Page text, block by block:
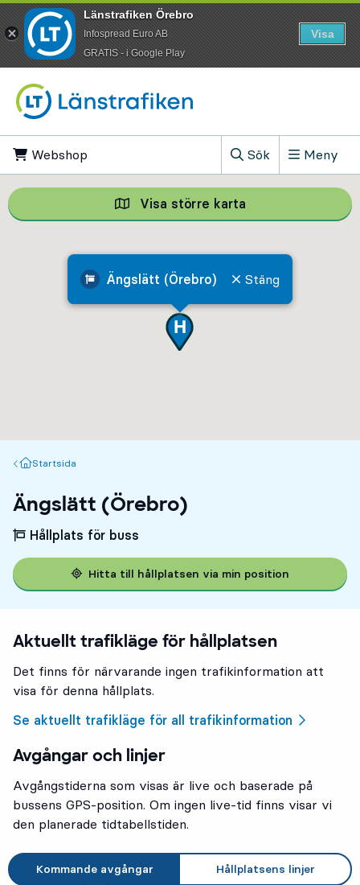
Webshop
Sök
, Visa sökfältet
Meny
Ängslätt (Örebro) Stäng
Visa större karta Visa större
Startsida
Startsida
Ängslätt (Örebro)
Hållplats för buss
Hitta till hållplatsen via min position
Aktuellt trafikläge för hållplatsen
Det finns för närvarande ingen trafikinformation att
visa för denna hållplats.
Se aktuellt trafikläge för all trafikinformation
Avgångar och linjer
Avgångstiderna som visas är live och baserade på
bussens GPS-position. Om ingen live-tid finns visar vi
den planerade tidtabellstiden.
Kommande avgångar Hållplatsens linjer
Länstrafiken Örebro
Infospread Euro AB
​GRATIS - i Google Play
Visa